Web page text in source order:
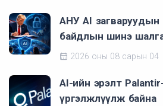
АНУ AI загваруудын
байдлын шинэ
2026 оны 08 сарын 04
AI-ийн эрэлт Palantir-
үргэлжлүүлж байна